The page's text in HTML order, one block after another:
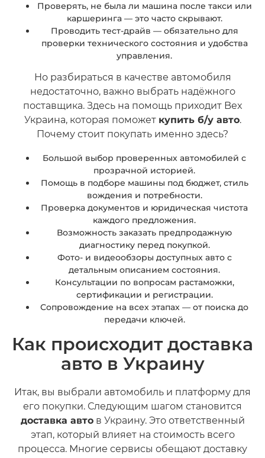
Проверять, не была ли машина после такси или
каршеринга — это часто скрывают.
Проводить тест-драйв — обязательно для
проверки технического состояния и удобства
управления.
Но разбираться в качестве автомобиля
недостаточно, важно выбрать надёжного
поставщика. Здесь на помощь приходит Bex
Украина, которая поможет купить б/у авто.
Почему стоит покупать именно здесь?
Большой выбор проверенных автомобилей с
прозрачной историей.
Помощь в подборе машины под бюджет, стиль
вождения и потребности.
Проверка документов и юридическая чистота
каждого предложения.
Возможность заказать предпродажную
диагностику перед покупкой.
Фото- и видеообзоры доступных авто с
детальным описанием состояния.
Консультации по вопросам растаможки,
сертификации и регистрации.
Сопровождение на всех этапах — от поиска до
передачи ключей.
Как происходит доставка
авто в Украину
Итак, вы выбрали автомобиль и платформу для
его покупки. Следующим шагом становится
доставка автов Украину. Это ответственный
этап, который влияет на стоимость всего
процесса. Многие сервисы обещают доставку